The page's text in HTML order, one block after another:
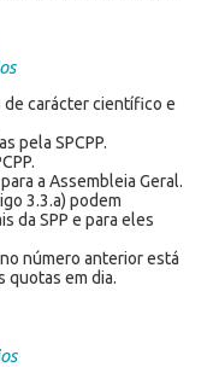
de carácter científico e
pela SPCPP.
a Assembleia Geral.
3.3.a) podem
da SPP e para eles
número anterior está
quotas em dia.